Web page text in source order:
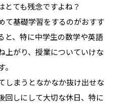
とても残念ですよね？
て基礎学習をするのがおすす
と、特に中学生の数学や英語
上がり、授業についていけな
しまうとなかなか抜け出せな
回しにして大切な休日、特に